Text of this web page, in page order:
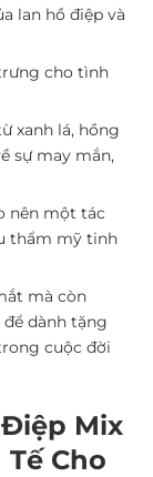
lan hồ điệp và
cho tình
xanh lá, hồng
sự may mắn,
nên một tác
thẩm mỹ tinh
mà còn
dành tặng
cuộc đời
Điệp Mix
Cho